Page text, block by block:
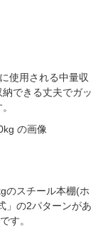
に使用される中量収
できる丈夫でガッ
のスチール本棚(ホ
」 の2パターンがあ
す。